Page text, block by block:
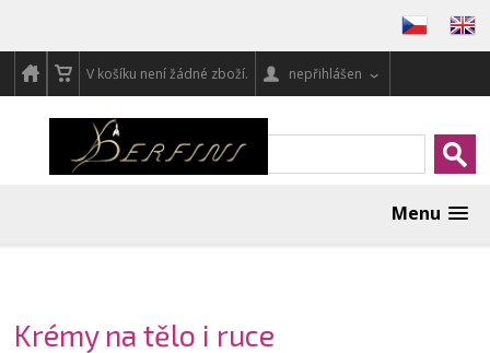
V košíku není žádné zboží. nepřihlášen
Menu
Krémy na tělo i ruce